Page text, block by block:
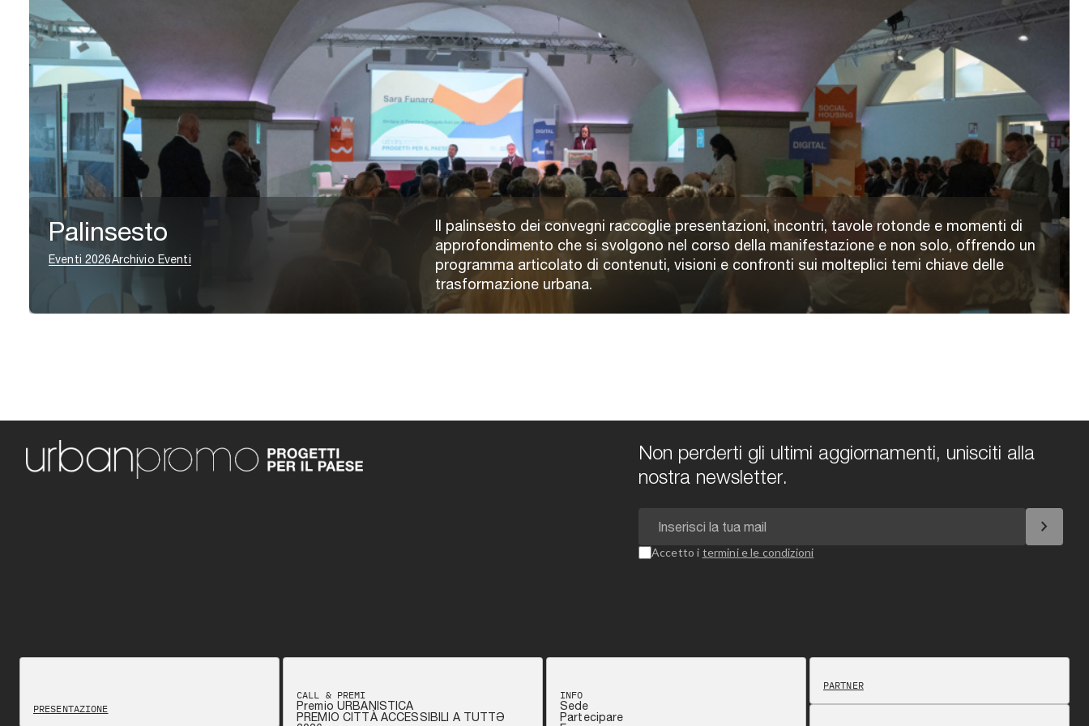
Palinsesto
Eventi 2026Archivio Eventi
Il palinsesto dei convegni raccoglie presentazioni, incontri, tavole rotonde e momenti di
approfondimento che si svolgono nel corso della manifestazione e non solo, offrendo un
programma articolato di contenuti, visioni e confronti sui molteplici temi chiave delle
trasformazione urbana.
Non perderti gli ultimi aggiornamenti, unisciti alla
nostra newsletter.
chevron_right
Accetto i termini e le condizioni
PRESENTAZIONE
CALL & PREMI
Premio URBANISTICA
PREMIO CITTÀ ACCESSIBILI A TUTTƏ
INFO
Sede
Partecipare
PARTNER